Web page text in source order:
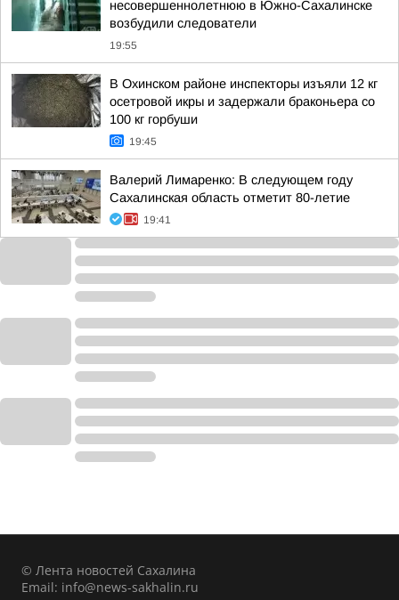
несовершеннолетнюю в Южно-Сахалинске
возбудили следователи
19:55
В Охинском районе инспекторы изъяли 12 кг
осетровой икры и задержали браконьера со
100 кг горбуши
19:45
Валерий Лимаренко: В следующем году
Сахалинская область отметит 80-летие
19:41
© Лента новостей Сахалина
Email: info@news-sakhalin.ru